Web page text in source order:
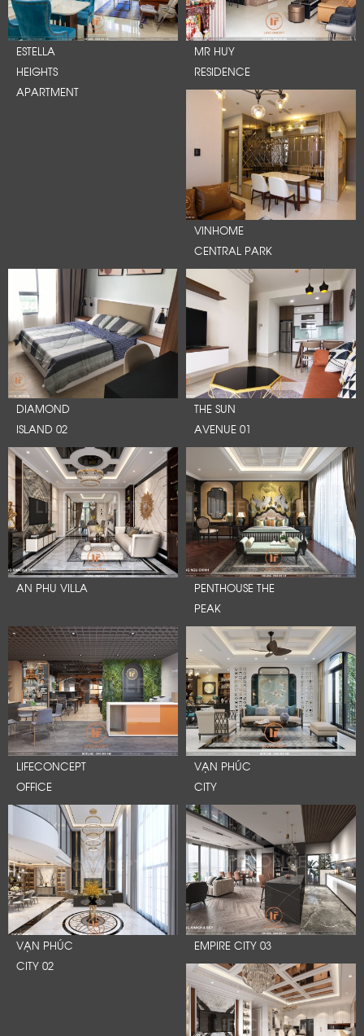
ESTELLA
HEIGHTS
APARTMENT
MR HUY
RESIDENCE
VINHOME
CENTRAL PARK
DIAMOND
ISLAND 02
THE SUN
AVENUE 01
AN PHU VILLA
PENTHOUSE THE
PEAK
LIFECONCEPT
OFFICE
VẠN PHÚC
CITY
VẠN PHÚC
CITY 02
EMPIRE CITY 03